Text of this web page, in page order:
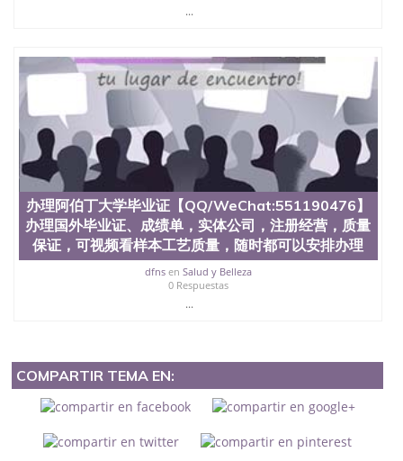
...
办理阿伯丁大学毕业证【QQ/WeChat:551190476】
办理国外毕业证、成绩单，实体公司，注册经营，质量
保证，可视频看样本工艺质量，随时都可以安排办理
dfnsen Salud y Belleza
0 Respuestas
...
COMPARTIR TEMA EN: